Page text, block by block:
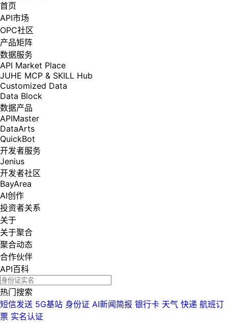
首页
API市场
OPC社区
产品矩阵
数据服务
API Market Place
JUHE MCP & SKILL Hub
Customized Data
Data Block
数据产品
APIMaster
DataArts
QuickBot
开发者服务
Jenius
开发者社区
BayArea
AI创作
投资者关系
关于
关于聚合
聚合动态
合作伙伴
API百科
热门搜索
短信发送 5G基站 身份证 AI新闻简报 银行卡 天气 快递 航班订
票 实名认证